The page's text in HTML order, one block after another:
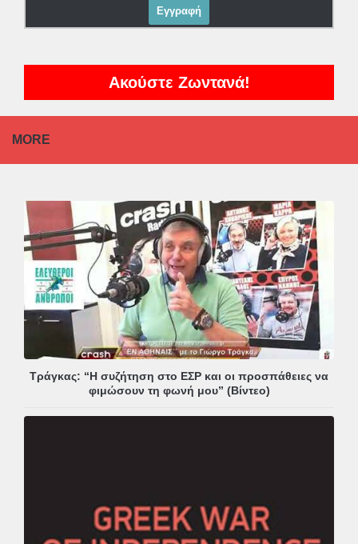
Ακούστε Ζωντανά!
MORE
Τράγκας: “Η συζήτηση στο ΕΣΡ και οι προσπάθειες να
φιμώσουν τη φωνή μου” (Βίντεο)